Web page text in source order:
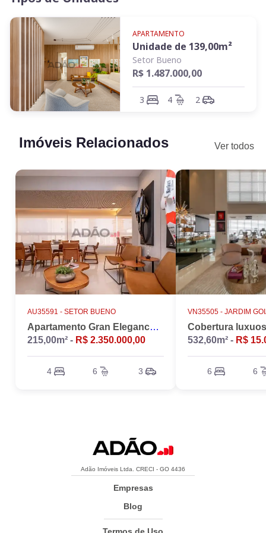
gourmet. Ágio: R$ 395.000.
APARTAMENTO
Unidade de 139,00m²
Setor Bueno
R$ 1.487.000,00
3 4 2
Imóveis Relacionados Ver todos
AU35591 - SETOR BUENO
Apartamento Gran Elegance - 4 suites + Home Office
215,00m² - R$ 2.350.000,00
4 6 3
VN35505 - JARDIM
532,60m² - R$
6 6
Adão Imóveis Ltda. CRECI - GO 4436
Empresas
Blog